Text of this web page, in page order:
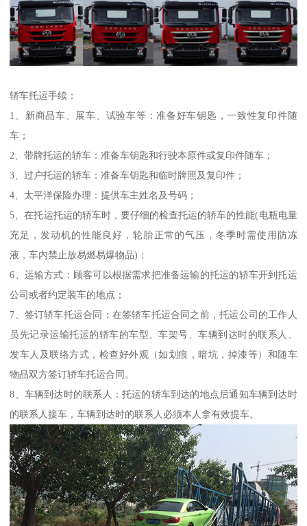
轿车托运手续：
1、新商品车、展车、试验车等：准备好车钥匙，一致性复印件随
车；
2、带牌托运的轿车：准备车钥匙和行驶本原件或复印件随车；
3、过户托运的轿车：准备车钥匙和临时牌照及复印件；
4、太平洋保险办理：提供车主姓名及号码；
5、在托运托运的轿车时，要仔细的检查托运的轿车的性能(电瓶电量
充足，发动机的性能良好，轮胎正常的气压，冬季时需使用防冻
液，车内禁止放易燃易爆物品)；
6、运输方式：顾客可以根据需求把准备运输的托运的轿车开到托运
公司或者约定装车的地点；
7、签订轿车托运合同：在签轿车托运合同之前，托运公司的工作人
员先记录运输托运的轿车的车型、车架号、车辆到达时的联系人、
发车人及联络方式，检查好外观（如划痕，暗坑，掉漆等）和随车
物品双方签订轿车托运合同。
8、车辆到达时的联系人：托运的轿车到达的地点后通知车辆到达时
的联系人接车，车辆到达时的联系人必须本人拿有效提车。